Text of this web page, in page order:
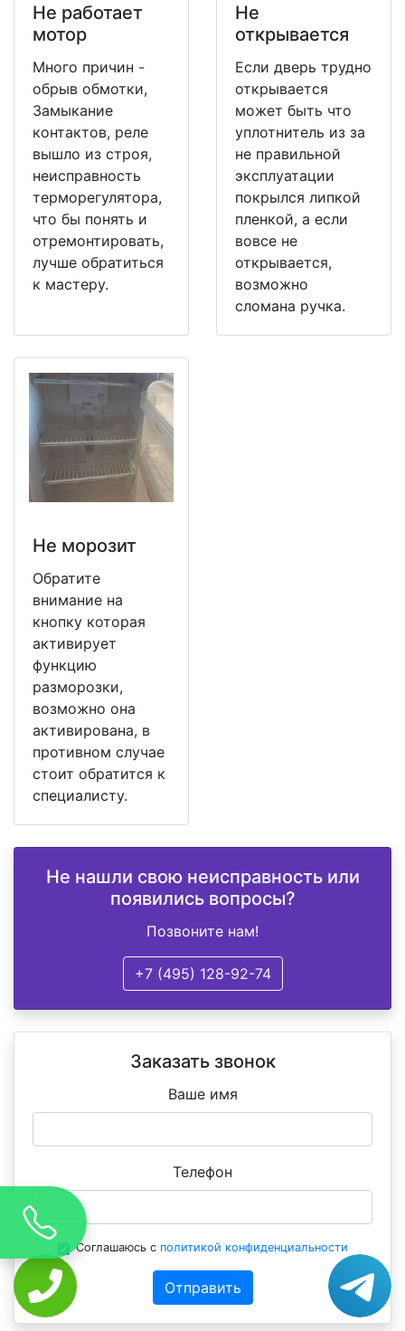
Не работает
мотор
Много причин -
обрыв обмотки,
Замыкание
контактов, реле
вышло из строя,
неисправность
терморегулятора,
что бы понять и
отремонтировать,
лучше обратиться
к мастеру.
Не
открывается
Если дверь трудно
открывается
может быть что
уплотнитель из за
не правильной
эксплуатации
покрылся липкой
пленкой, а если
вовсе не
открывается,
возможно
сломана ручка.
Не морозит
Обратите
внимание на
кнопку которая
активирует
функцию
разморозки,
возможно она
активирована, в
противном случае
стоит обратится к
специалисту.
Не нашли свою неисправность или
появились вопросы?
Позвоните нам!
+7 (495) 128-92-74
Заказать звонок
Ваше имя
Телефон
Соглашаюсь с политикой конфиденциальности
Отправить